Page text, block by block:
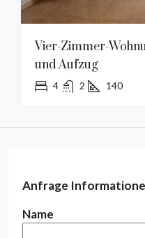
Vier-Zimmer-
und Aufzug
4 2 140
Anfrage
Name